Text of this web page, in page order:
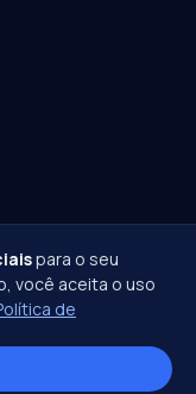
· Política de privacidade
para o seu
você aceita o uso
de